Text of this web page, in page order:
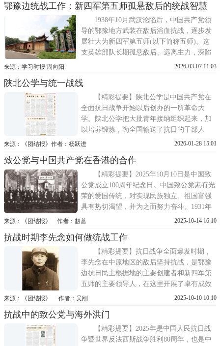
鄂豫边统战工作：新四军第五师孤悬敌后的统战智慧
1938年10月武汉沦陷后，中国共产党领
导的鄂豫地方武装在敌后浴血抗战，逐步发
展壮大为新四军第五师(以下简称五师)。这
支英雄部队长期孤悬敌后、远离主力，深陷
日伪顽三方夹击的困境。在李先念师长的率
广泛团结工农群众、开明士绅、国民党中的
爱国人士等进步力量，在复杂斗争中凝聚抗
战合力。湖北省档案馆保存的
来源：学习时报 周向阳 2026-03-07 11:03
陕北公学与统一战线
【精彩提要】陕北公学是中国共产党在
全面抗日战争开始以后创办的一所革命大
学。陕北公学把大批青年接纳组织起来，加
以培养锻炼，为全国输送了抗日的干部人
才。陕北公学是1937年8月全面抗日战争初
的。当时在抗日民族统一战线的感召下，全
国各地尤其是沦陷区的广大青年，怀抱着抗
日救亡的热忱，奔赴延安，
来源：《团结报》作者：杨跃进 2026-01-28 15:01
致公党与中国共产党在香港的合作
【精彩提要】2025年10月10日是中国致
公党成立100周年纪念日。中国致公党素有光
荣的爱国传统，对实现民族独立、祖国富强
具有热切渴望，并为之而努力奋斗。1931年
10月，从致公党在香港成立中央党部，到
在香港这片土地上与中国共产党不断走进、
携手抗日，内战爆发后又团结华人华侨反对
独裁、争取民主，最终在
来源：《团结报》 作者：赵蔷 2025-10-14 16:10
抗战时期李先念如何做统战工作
【精彩提要】抗日战争全面爆发时期，
李先念在中原地区的敌后坚持抗战，是鄂豫
边抗日民主根据地的主要创建者和新四军第
五师的主要领导人，在这里开展了卓有成效
的抗日民族统一战线工作，为抗日民主根据
抗日战争全面爆发初期，中共在鄂豫皖边区
的抗日民族武装力量十分薄弱，仅有十几支
力量弱小、分散各地
来源：《团结报》 作者：吴刚 2025-10-10 10:10
抗战中的致公党与海外洪门
【精彩提要】2025年是中国人民抗日战
争暨世界反法西斯战争胜利80周年，也是中